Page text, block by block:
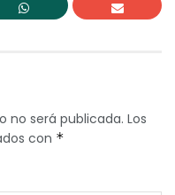
no será publicada. Los
con *